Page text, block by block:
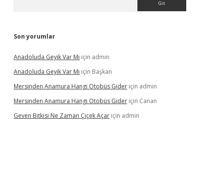
Son yorumlar
Anadoluda Geyik Var Mı için admin
Anadoluda Geyik Var Mı için Başkan
Mersinden Anamura Hangi Otobüs Gider için admin
Mersinden Anamura Hangi Otobüs Gider için Canan
Geven Bitkisi Ne Zaman Çiçek Açar için admin